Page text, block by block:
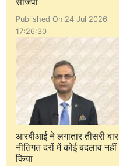
Published On 24 Jul 2026
17:26:30
आरबीआई ने लगातार तीसरी बार
नीतिगत दरों में कोई बदलाव नहीं
किया